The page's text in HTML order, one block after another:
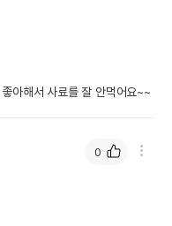
아해서 사료를 잘 안먹어요~~
0